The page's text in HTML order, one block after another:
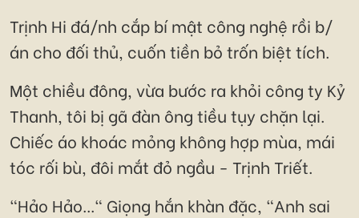
Trịnh Hi đá/nh cắp bí mật công nghệ rồi b/
án cho đối thủ, cuốn tiền bỏ trốn biệt tích.
Một chiều đông, vừa bước ra khỏi công ty Kỷ
Thanh, tôi bị gã đàn ông tiều tụy chặn lại.
Chiếc áo khoác mỏng không hợp mùa, mái
tóc rối bù, đôi mắt đỏ ngầu - Trịnh Triết.
"Hảo Hảo..." Giọng hắn khàn đặc, "Anh sai